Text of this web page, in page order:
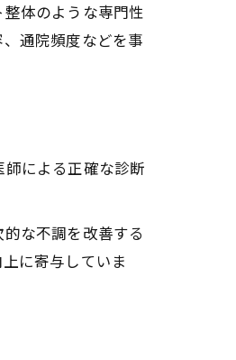
体のような専門性
通院頻度などを事
による正確な診断
な不調を改善する
に寄与していま